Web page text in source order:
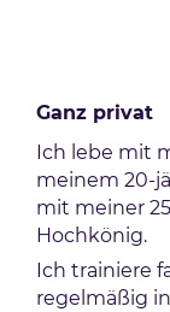
Ganz privat
Ich lebe mit
meinem 20-
mit meiner
Hochkönig.
Ich trainiere
regelmäßig